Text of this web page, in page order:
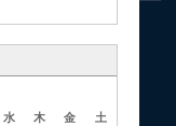
水 木 金 土